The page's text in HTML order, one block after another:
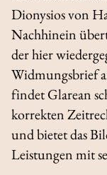
Dionysios von
Nachhinein
der hier
Widmungsbrief
findet Glarean
korrekten
und bietet das
Leistungen mit